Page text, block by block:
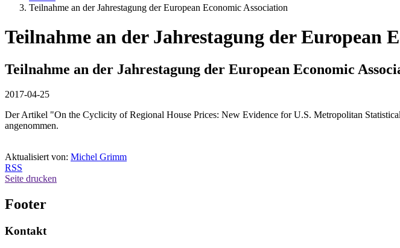
Teilnahme an der Jahrestagung der European Economic Association
Teilnahme an der Jahrestagung der European
Teilnahme an der Jahrestagung der European Economic
2017-04-25
Der Artikel "On the Cyclicity of Regional House Prices: New Evidence for U.S. Metropolitan
angenommen.
Aktualisiert von: Michel Grimm
RSS
Seite drucken
Footer
Kontakt